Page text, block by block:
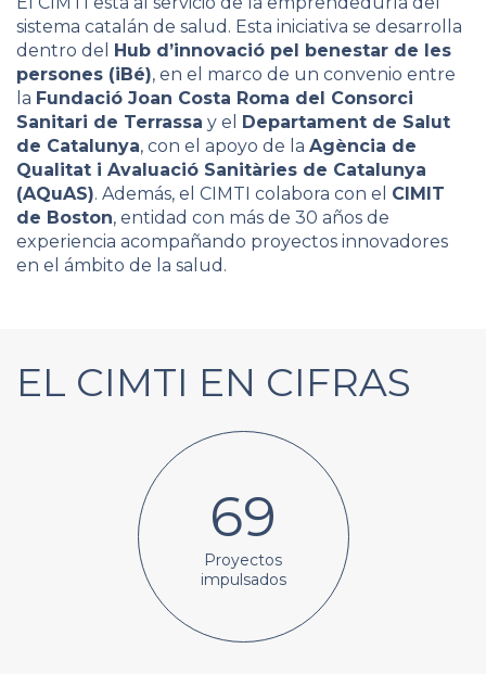
sistema catalán de salud. Esta iniciativa se desarrolla
dentro del Hub d’innovació pel benestar de les
persones (iBé), en el marco de un convenio entre
la Fundació Joan Costa Roma del Consorci
Sanitari de Terrassa y el Departament de Salut
de Catalunya, con el apoyo de la Agència de
Qualitat i Avaluació Sanitàries de Catalunya
(AQuAS). Además, el CIMTI colabora con el CIMIT
de Boston, entidad con más de 30 años de
experiencia acompañando proyectos innovadores
en el ámbito de la salud.
EL CIMTI EN CIFRAS
69
Proyectos
impulsados